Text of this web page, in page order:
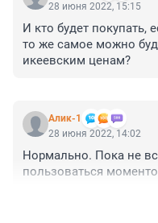
28 июня 2022, 15:15
И кто будет покупать,
то же самое можно
икеевским ценам?
Алик-1
28 июня 2022, 14:02
Нормально. Пока не
пользоваться